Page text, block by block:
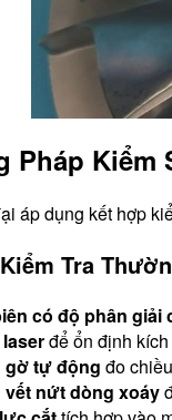
Pháp Kiểm
áp dụng kết hợp
Tra
có độ phân giải
để ổn định
gờ tự động đo
vết nứt dòng xoáy